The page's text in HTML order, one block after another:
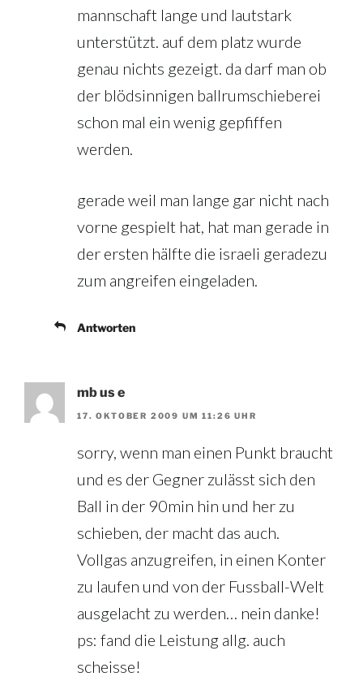
mannschaft lange und lautstark
unterstützt. auf dem platz wurde
genau nichts gezeigt. da darf man ob
der blödsinnigen ballrumschieberei
schon mal ein wenig gepfiffen
werden.
gerade weil man lange gar nicht nach
vorne gespielt hat, hat man gerade in
der ersten hälfte die israeli geradezu
zum angreifen eingeladen.
Antworten
mb us e
17. OKTOBER 2009 UM 11:26 UHR
sorry, wenn man einen Punkt braucht
und es der Gegner zulässt sich den
Ball in der 90min hin und her zu
schieben, der macht das auch.
Vollgas anzugreifen, in einen Konter
zu laufen und von der Fussball-Welt
ausgelacht zu werden… nein danke!
ps: fand die Leistung allg. auch
scheisse!